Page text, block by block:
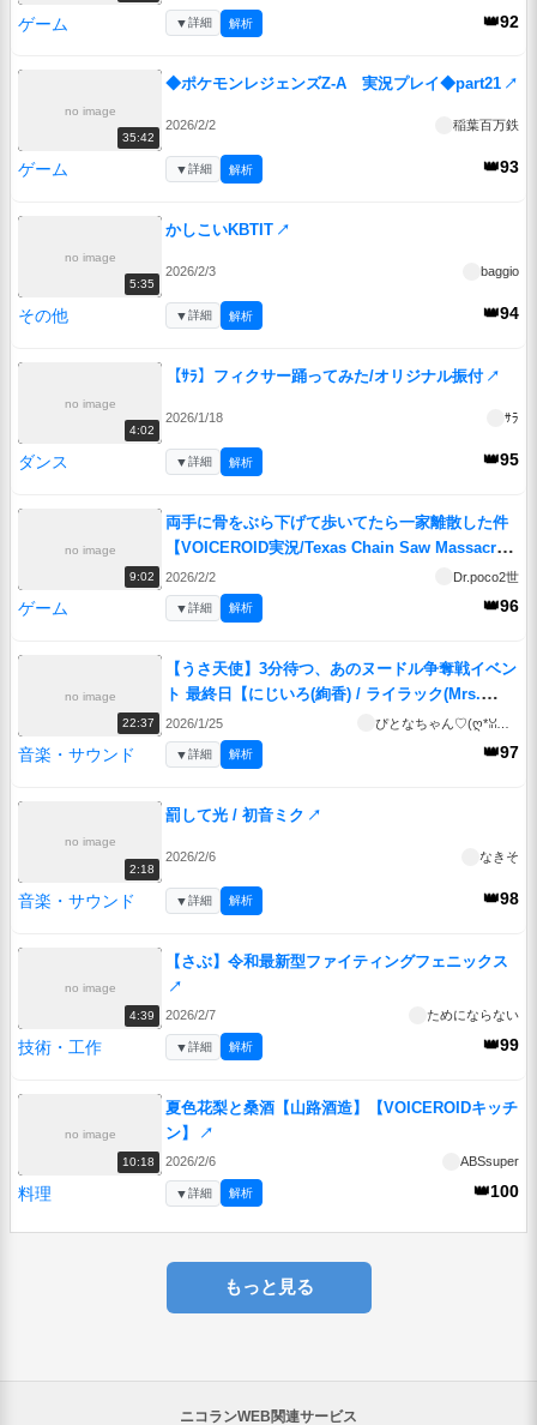
ゲーム 👑92
▼詳細 解析
no image
35:42
◆ポケモンレジェンズZ-A 実況プレイ◆part21 ↗
2026/2/2 稲葉百万鉄
ゲーム 👑93
▼詳細 解析
no image
5:35
かしこいKBTIT ↗
2026/2/3 baggio
その他 👑94
▼詳細 解析
no image
4:02
【ｻﾗ】フィクサー踊ってみた/オリジナル振付 ↗
2026/1/18 ｻﾗ
ダンス 👑95
▼詳細 解析
no image
9:02
両手に骨をぶら下げて歩いてたら一家離散した件
【VOICEROID実況/Texas Chain Saw Massacre/
テキサスチェーンソー】
2026/2/2 Dr.poco2世
ゲーム 👑96
▼詳細 解析
no image
22:37
【うさ天使】3分待つ、あのヌードル争奪戦イベン
ト 最終日【にじいろ(絢香) / ライラック(Mrs.
GREEN APPLE) 歌ってみた】↗
2026/1/25 ぴとなちゃん♡(ღ*ꈍ◡ꈍ*)✧
音楽・サウンド 👑97
▼詳細 解析
no image
2:18
罰して光 / 初音ミク ↗
2026/2/6 なきそ
音楽・サウンド 👑98
▼詳細 解析
no image
4:39
【さぶ】令和最新型ファイティングフェニックス
↗
2026/2/7 ためにならない
技術・工作 👑99
▼詳細 解析
no image
10:18
夏色花梨と桑酒【山路酒造】【VOICEROIDキッチ
ン】
↗
2026/2/6 ABSsuper
料理 👑100
▼詳細 解析
もっと見る
ニコランWEB関連サービス